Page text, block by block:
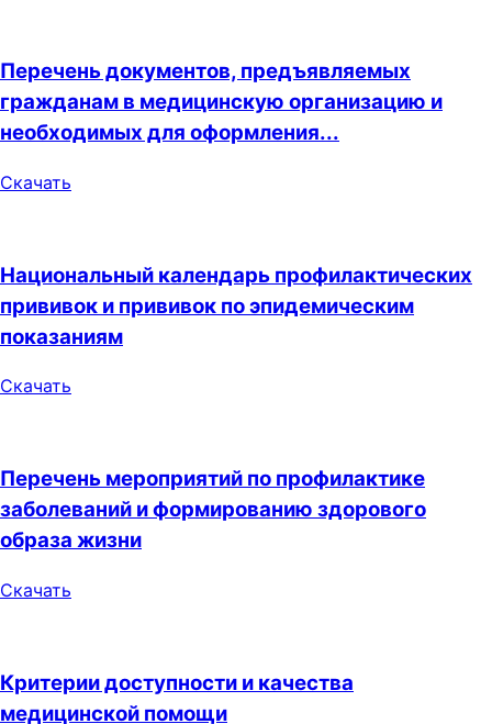
Перечень документов, предъявляемых
гражданам в медицинскую организацию и
необходимых для оформления...
Скачать
Национальный календарь профилактических
прививок и прививок по эпидемическим
показаниям
Скачать
Перечень мероприятий по профилактике
заболеваний и формированию здорового
образа жизни
Скачать
Критерии доступности и качества
медицинской помощи